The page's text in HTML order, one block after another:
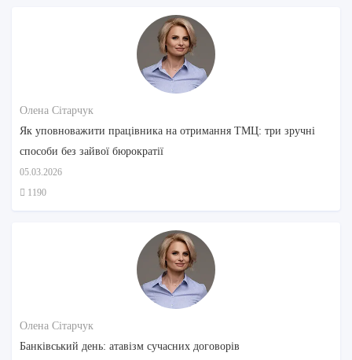
Олена Сітарчук
Як уповноважити працівника на отримання ТМЦ: три зручні
способи без зайвої бюрократії
05.03.2026
1190
Олена Сітарчук
Банківський день: атавізм сучасних договорів